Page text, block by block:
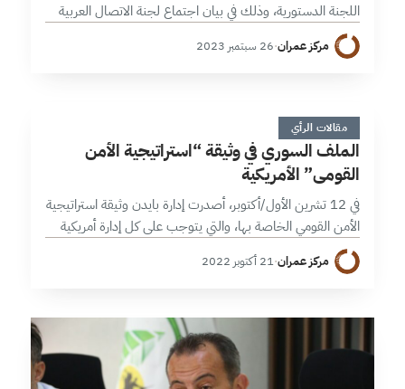
اللجنة الدستورية، وذلك في بيان اجتماع لجنة الاتصال العربية
(الوزارية) المؤلفة من مصر، والأردن، والسعودية، والعراق ولبنان
مع النظام السوري، والتي عُقدت…
مركز عمران·26 سبتمبر 2023
ا5 دقائق
مقالات الرأي
الملف السوري في وثيقة “استراتيجية الأمن
القومي” الأمريكية
في 12 تشرين الأول/أكتوبر، أصدرت إدارة بايدن وثيقة استراتيجية
الأمن القومي الخاصة بها، والتي يتوجب على كل إدارة أمريكية
إصدارها بهدف تحديد أبرز التحديات العالمية، وأولويات الإدارة
ذات الصلة، والاستراتيجية…
مركز عمران·21 أكتوبر 2022